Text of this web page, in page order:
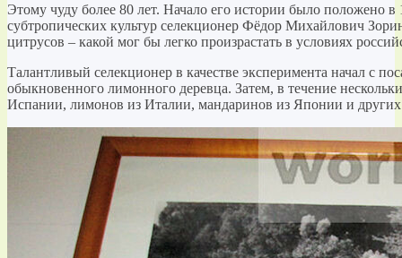
Этому чуду более 80 лет. Начало его истории было положено
субтропических культур селекционер Фёдор Михайлович
цитрусов – какой мог бы легко произрастать в условиях
Талантливый селекционер в качестве эксперимента начал с
обыкновенного лимонного деревца. Затем, в течение
Испании, лимонов из Италии, мандаринов из Японии и